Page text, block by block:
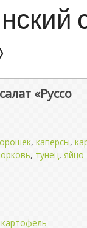
«Руссо
, каперсы,
, тунец, яйцо
картофель